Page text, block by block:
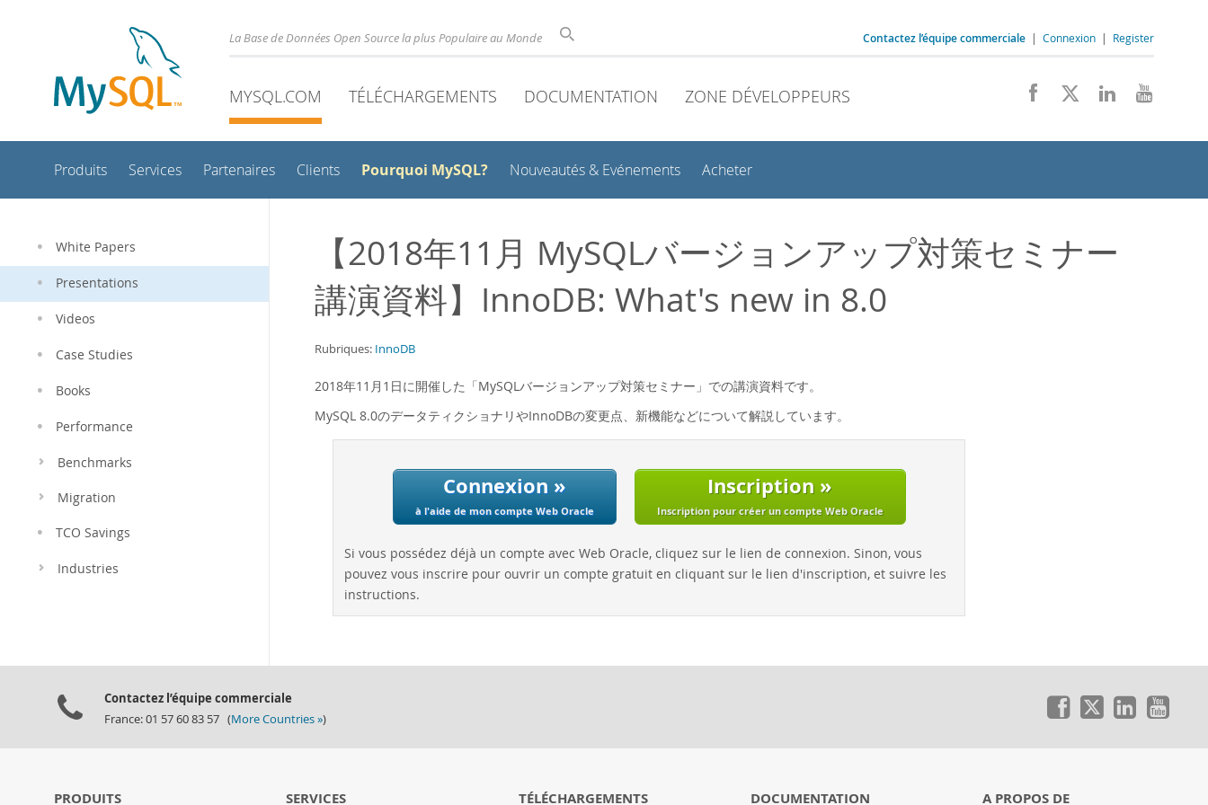
La Base de Données Open Source la plus Populaire au Monde Contactez l’équipe commerciale | Connexion | Register
MYSQL.COM TÉLÉCHARGEMENTS DOCUMENTATION ZONE DÉVELOPPEURS
Produits Services Partenaires Clients Pourquoi MySQL? Nouveautés & Evénements Acheter
White Papers
Presentations
Videos
Case Studies
Books
Performance
Benchmarks
Migration
TCO Savings
Industries
【2018年11月 MySQLバージョンアップ対策セミナー
講演資料】InnoDB: What's new in 8.0
Rubriques: InnoDB
2018年11月1日に開催した「MySQLバージョンアップ対策セミナー」での講演資料です。
MySQL 8.0のデータティクショナリやInnoDBの変更点、新機能などについて解説しています。
Connexion »
à l'aide de mon compte Web Oracle
Inscription »
Inscription pour créer un compte Web Oracle
Si vous possédez déjà un compte avec Web Oracle, cliquez sur le lien de connexion. Sinon, vous
pouvez vous inscrire pour ouvrir un compte gratuit en cliquant sur le lien d'inscription, et suivre les
instructions.
Contactez l’équipe commerciale
France: 01 57 60 83 57 (More Countries »)
PRODUITS SERVICES TÉLÉCHARGEMENTS DOCUMENTATION A PROPOS DE